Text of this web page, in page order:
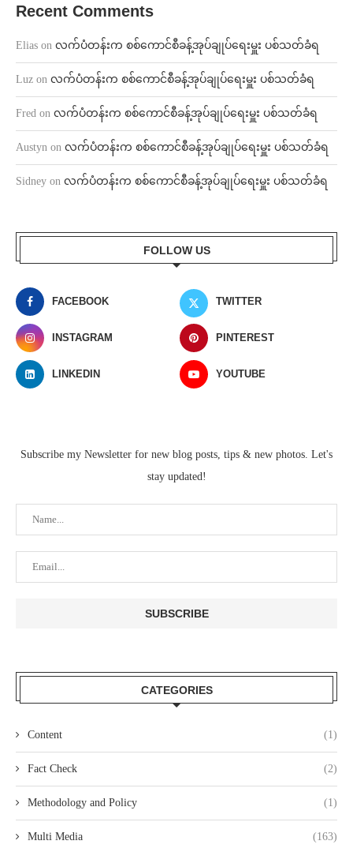
Recent Comments
Elias on လက်ပံတန်းက စစ်ကောင်စီခန့်အုပ်ချုပ်ရေးမှူး ပစ်သတ်ခံရ
Luz on လက်ပံတန်းက စစ်ကောင်စီခန့်အုပ်ချုပ်ရေးမှူး ပစ်သတ်ခံရ
Fred on လက်ပံတန်းက စစ်ကောင်စီခန့်အုပ်ချုပ်ရေးမှူး ပစ်သတ်ခံရ
Austyn on လက်ပံတန်းက စစ်ကောင်စီခန့်အုပ်ချုပ်ရေးမှူး ပစ်သတ်ခံရ
Sidney on လက်ပံတန်းက စစ်ကောင်စီခန့်အုပ်ချုပ်ရေးမှူး ပစ်သတ်ခံရ
FOLLOW US
FACEBOOK TWITTER
INSTAGRAM PINTEREST
LINKEDIN YOUTUBE
Subscribe my Newsletter for new blog posts, tips & new photos. Let's
stay updated!
CATEGORIES
Content (1)
Fact Check (2)
Methodology and Policy (1)
Multi Media (163)